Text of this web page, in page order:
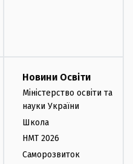
Новини Освіти
Міністерство освіти та
науки України
Школа
НМТ 2026
Саморозвиток